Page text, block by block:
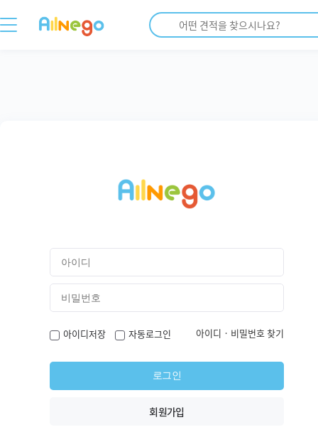
아이디저장 자동로그인 아이디 · 비밀번호 찾기
로그인
회원가입